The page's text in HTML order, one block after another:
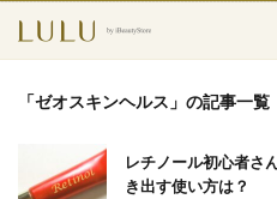
スキンケア
「ゼオスキンヘルス」の記事一覧
レチノール初心者さ
き出す使い方は？